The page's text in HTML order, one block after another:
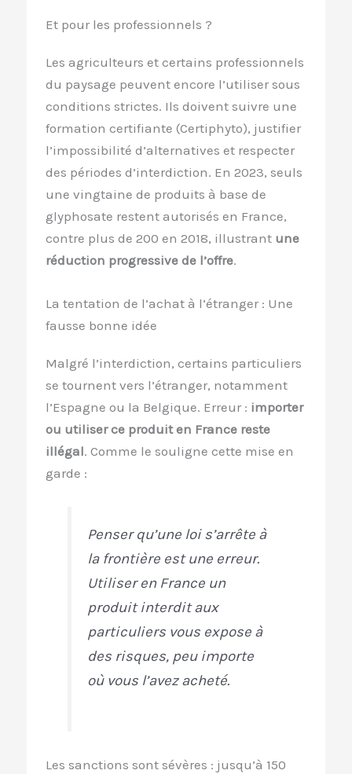
Et pour les professionnels ?
Les agriculteurs et certains professionnels
du paysage peuvent encore l’utiliser sous
conditions strictes. Ils doivent suivre une
formation certifiante (Certiphyto), justifier
l’impossibilité d’alternatives et respecter
des périodes d’interdiction. En 2023, seuls
une vingtaine de produits à base de
glyphosate restent autorisés en France,
contre plus de 200 en 2018, illustrant une
réduction progressive de l’offre.
La tentation de l’achat à l’étranger : Une
fausse bonne idée
Malgré l’interdiction, certains particuliers
se tournent vers l’étranger, notamment
l’Espagne ou la Belgique. Erreur : importer
ou utiliser ce produit en France reste
illégal. Comme le souligne cette mise en
garde :
Penser qu’une loi s’arrête à
la frontière est une erreur.
Utiliser en France un
produit interdit aux
particuliers vous expose à
des risques, peu importe
où vous l’avez acheté.
Les sanctions sont sévères : jusqu’à 150